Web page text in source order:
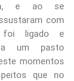
e ao se
com
ligado e
a um pasto
momentos
que no